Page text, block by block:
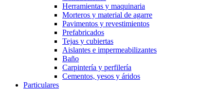
Herramientas y maquinaria
Morteros y material de agarre
Pavimentos y revestimientos
Prefabricados
Tejas y cubiertas
Aislantes e impermeabilizantes
Baño
Carpintería y perfilería
Cementos, yesos y áridos
Particulares